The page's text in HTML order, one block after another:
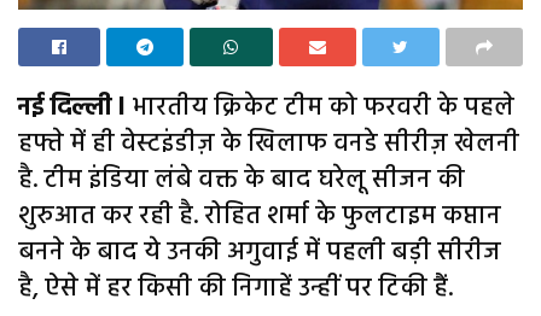
नई दिल्ली l भारतीय क्रिकेट टीम को फरवरी के पहले
हफ्ते में ही वेस्टइंडीज़ के खिलाफ वनडे सीरीज़ खेलनी
है. टीम इंडिया लंबे वक्त के बाद घरेलू सीजन की
शुरुआत कर रही है. रोहित शर्मा के फुलटाइम कप्तान
बनने के बाद ये उनकी अगुवाई में पहली बड़ी सीरीज
है, ऐसे में हर किसी की निगाहें उन्हीं पर टिकी हैं.